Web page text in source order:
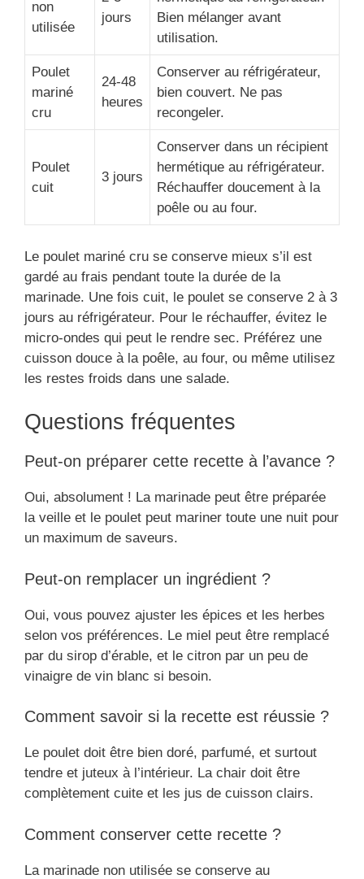
non
utilisée
jours
Bien mélanger avant
utilisation.
Poulet
mariné
cru
24-48
heures
Conserver au réfrigérateur,
bien couvert. Ne pas
recongeler.
Poulet
cuit
3 jours
Conserver dans un récipient
hermétique au réfrigérateur.
Réchauffer doucement à la
poêle ou au four.
Le poulet mariné cru se conserve mieux s’il est
gardé au frais pendant toute la durée de la
marinade. Une fois cuit, le poulet se conserve 2 à 3
jours au réfrigérateur. Pour le réchauffer, évitez le
micro-ondes qui peut le rendre sec. Préférez une
cuisson douce à la poêle, au four, ou même utilisez
les restes froids dans une salade.
Questions fréquentes
Peut-on préparer cette recette à l’avance ?
Oui, absolument ! La marinade peut être préparée
la veille et le poulet peut mariner toute une nuit pour
un maximum de saveurs.
Peut-on remplacer un ingrédient ?
Oui, vous pouvez ajuster les épices et les herbes
selon vos préférences. Le miel peut être remplacé
par du sirop d’érable, et le citron par un peu de
vinaigre de vin blanc si besoin.
Comment savoir si la recette est réussie ?
Le poulet doit être bien doré, parfumé, et surtout
tendre et juteux à l’intérieur. La chair doit être
complètement cuite et les jus de cuisson clairs.
Comment conserver cette recette ?
La marinade non utilisée se conserve au